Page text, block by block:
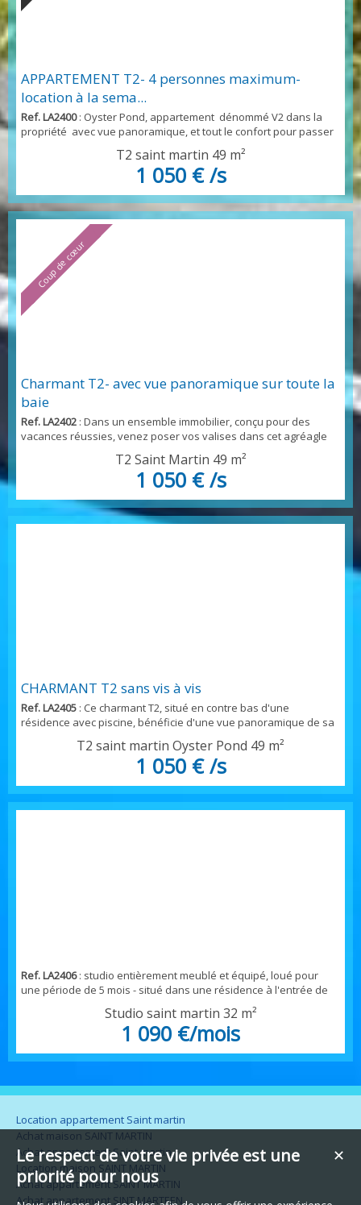
APPARTEMENT T2- 4 personnes maximum-
location à la sema...
Ref. LA2400: Oyster Pond, appartement dénommé V2 dans la
propriété avec vue panoramique, et tout le confort pour passer
d'agréables moments en famille, nous vous proposons cet
appartement, avec salon séjour, cuisine équipée, avec tout le
nécessaire, télévision connectée, machine a laver le linge, une
services aguerris de notre conci...
T2 saint martin 49 m²
1 050 € /s
Coup de cœur
Charmant T2- avec vue panoramique sur toute la
baie
Ref. LA2402 : Dans un ensemble immobilier, conçu pour des
vacances réussies, venez poser vos valises dans cet agréagle
t2, bénéficiant d'une jolie vue sur toute la baie d'oyster pond,
vous bénéficierez d'une piscine commune avec grand deck
aménagée pour faire de vos apéritifs des moments inoubliables
aménagé convient à un couple, avec sa cham...
T2 Saint Martin 49 m²
1 050 € /s
CHARMANT T2 sans vis à vis
Ref. LA2405 : Ce charmant T2, situé en contre bas d'une
résidence avec piscine, bénéficie d'une vue panoramique de sa
terrasse, il est parfaitement aménagé, et répond aux demandes
des plus exigeants- sans aucun vis à vis, il se compose d'une
très agréable pièce à vivre, avec salon séjour, prolongé par une
la mer, coin cuisine par...
T2 saint martin Oyster Pond 49 m²
1 050 € /s
Ref. LA2406: studio entièrement meublé et équipé, loué pour
une période de 5 mois - situé dans une résidence à l'entrée de
MARIGOT, sur les cocotiiers- ce studio dispose d'une piscine
commune, mais très agréable, vous êtes à deux pas de
MARIGOT et de ses commerces--aménagement parfait pour une
deux personnes, une cuisine aménagée et éq...
Studio saint martin 32 m²
1 090 €/mois
Location appartement Saint martin
Achat maison SAINT MARTIN
Achat appartement Saint martin
Location maison SAINT MARTIN
Achat appartement SAINT MARTIN
Achat appartement SINT MARTEEN
✕
Le respect de votre vie privée est une
priorité pour nous